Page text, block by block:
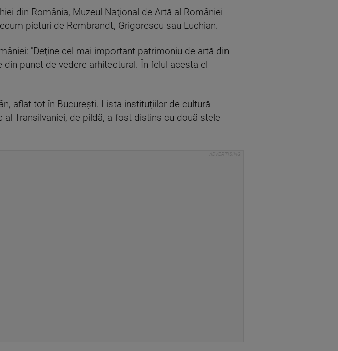
din România, Muzeul Naţional de Artă al României
picturi de Rembrandt, Grigorescu sau Luchian.
"Deţine cel mai important patrimoniu de artă din
punct de vedere arhitectural. În felul acesta el
aflat tot în București. Lista instituțiilor de cultură
Transilvaniei, de pildă, a fost distins cu două stele